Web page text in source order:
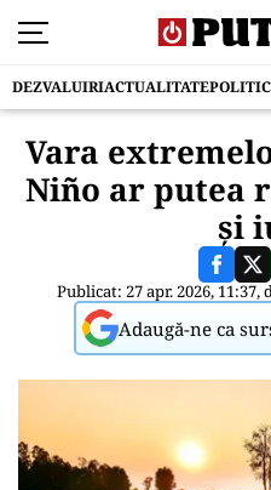
DEZVALUIRIACTUALITATE
Vara
Niño ar putea
și
Publicat: 27 apr. 2026, 11:37,
Adaugă-ne ca